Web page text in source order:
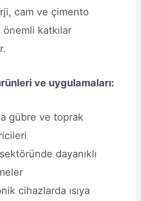
cam ve çimento
katkılar
ve uygulamaları:
gübre ve toprak
dayanıklı
cihazlarda ısıya